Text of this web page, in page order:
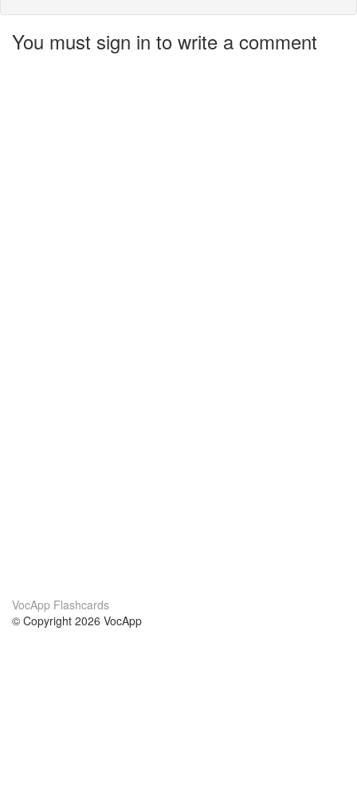
You must sign in to write a comment
VocApp Flashcards
© Copyright 2026 VocApp